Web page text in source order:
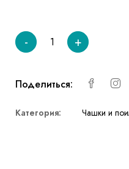
- +
Поделиться:
Категория: Чашки и